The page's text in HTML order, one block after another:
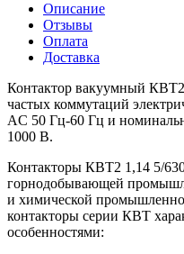
Описание
Отзывы
Оплата
Доставка
Контактор вакуумный КВТ2
частых коммутаций
AC 50 Гц-60 Гц и
1000 В.
Контакторы КВТ2 1,14 5/
горнодобывающей
и химической
контакторы серии КВТ
особенностями: